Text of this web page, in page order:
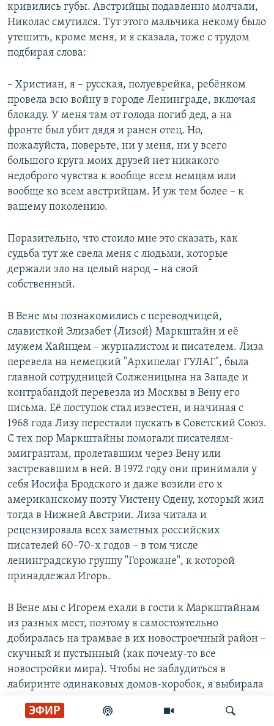
ЭФИР
кривились губы. Австрийцы подавленно молчали,
Николас смутился. Тут этого мальчика некому было
утешить, кроме меня, и я сказала, тоже с трудом
подбирая слова:
– Христиан, я – русская, полуеврейка, ребёнком
провела всю войну в городе Ленинграде, включая
блокаду. У меня там от голода погиб дед, а на
фронте был убит дядя и ранен отец. Но,
пожалуйста, поверьте, ни у меня, ни у всего
большого круга моих друзей нет никакого
недоброго чувства к вообще всем немцам или
вообще ко всем австрийцам. И уж тем более – к
вашему поколению.
Поразительно, что стоило мне это сказать, как
судьба тут же свела меня с людьми, которые
держали зло на целый народ – на свой
собственный.
В Вене мы познакомились с переводчицей,
слависткой Элизабет (Лизой) Маркштайн и её
мужем Хайнцем – журналистом и писателем. Лиза
перевела на немецкий "Архипелаг ГУЛАГ", была
главной сотрудницей Солженицына на Западе и
контрабандой перевезла из Москвы в Вену его
письма. Её поступок стал известен, и начиная с
1968 года Лизу перестали пускать в Советский Союз.
С тех пор Маркштайны помогали писателям-
эмигрантам, пролетавшим через Вену или
застревавшим в ней. В 1972 году они принимали у
себя Иосифа Бродского и даже возили его к
американскому поэту Уистену Одену, который жил
тогда в Нижней Австрии. Лиза читала и
рецензировала всех заметных российских
писателей 60–70-х годов – в том числе
ленинградскую группу "Горожане", к которой
принадлежал Игорь.
В Вене мы с Игорем ехали в гости к Маркштайнам
из разных мест, поэтому я самостоятельно
добиралась на трамвае в их новостроечный район –
скучный и пустынный (как почему-то все
новостройки мира). Чтобы не заблудиться в
лабиринте одинаковых домов-коробок, я выбирала
задавала очередной вопрос о моём маршруте.